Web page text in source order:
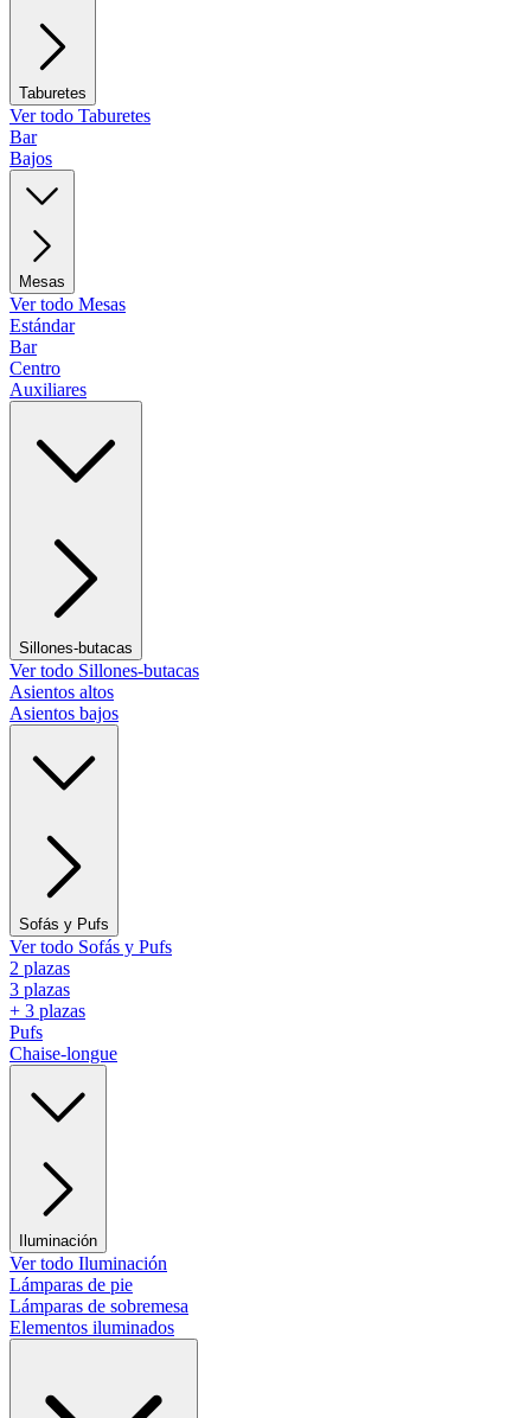
Taburetes
Ver todo Taburetes
Bar
Bajos
Mesas
Ver todo Mesas
Estándar
Bar
Centro
Auxiliares
Sillones-butacas
Ver todo Sillones-butacas
Asientos altos
Asientos bajos
Sofás y Pufs
Ver todo Sofás y Pufs
2 plazas
3 plazas
+ 3 plazas
Pufs
Chaise-longue
Iluminación
Ver todo Iluminación
Lámparas de pie
Lámparas de sobremesa
Elementos iluminados